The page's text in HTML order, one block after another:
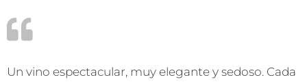
Un vino espectacular, muy elegante y sedoso. Cada